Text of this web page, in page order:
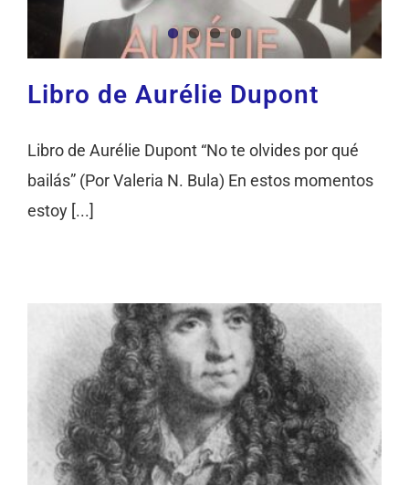
Libro de Aurélie Dupont
Libro de Aurélie Dupont “No te olvides por qué
bailás” (Por Valeria N. Bula) En estos momentos
estoy [...]